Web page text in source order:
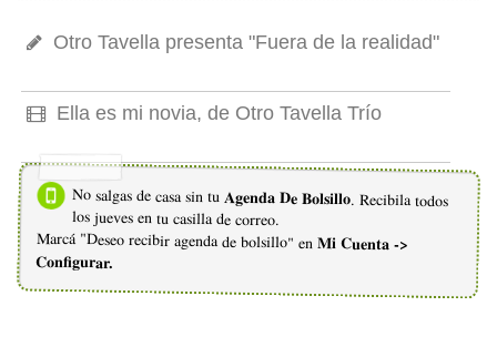
Otro Tavella presenta "Fuera de la realidad"
Ella es mi novia, de Otro Tavella Trío
No salgas de casa sin tu Agenda De Bolsillo. Recibila todos
los jueves en tu casilla de correo.
Marcá "Deseo recibir agenda de bolsillo" en Mi Cuenta ->
Configurar.